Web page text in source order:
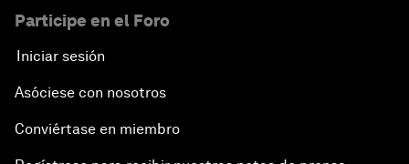
Participe en el Foro
Iniciar sesión
Asóciese con nosotros
Conviértase en miembro